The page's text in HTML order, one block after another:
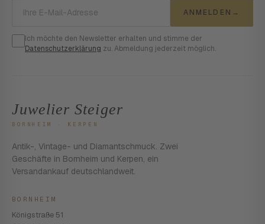
ANMELDEN →
Ich möchte den Newsletter erhalten und stimme der
Datenschutzerklärung zu. Abmeldung jederzeit möglich.
Juwelier Steiger
BORNHEIM · KERPEN
Antik-, Vintage- und Diamantschmuck. Zwei
Geschäfte in Bornheim und Kerpen, ein
Versandankauf deutschlandweit.
BORNHEIM
Königstraße 51